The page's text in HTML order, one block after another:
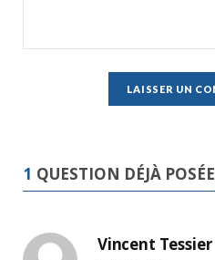
1 QUESTION DÉJÀ POSÉE
Vincent Tessier